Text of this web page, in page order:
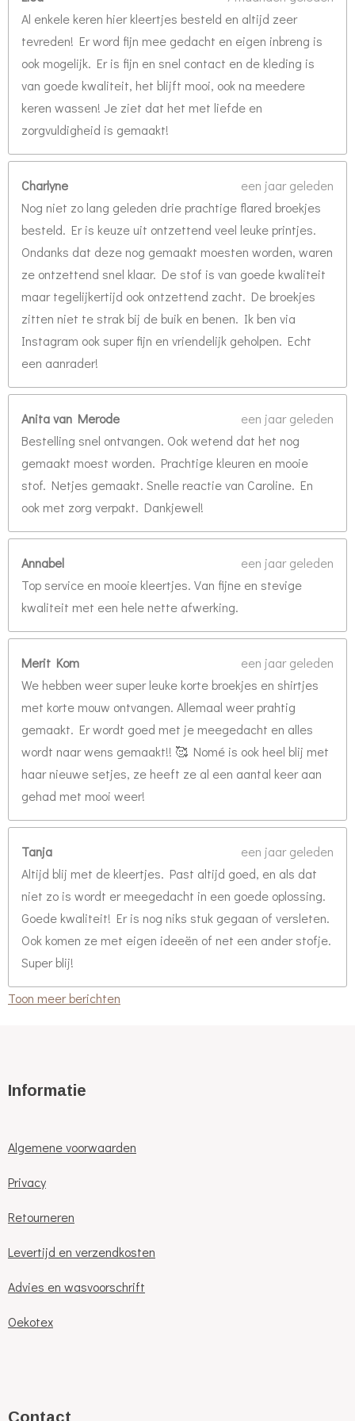
Al enkele keren hier kleertjes besteld en altijd zeer
tevreden! Er word fijn mee gedacht en eigen inbreng is
ook mogelijk. Er is fijn en snel contact en de kleding is
van goede kwaliteit, het blijft mooi, ook na meedere
keren wassen! Je ziet dat het met liefde en
zorgvuldigheid is gemaakt!
Charlyne
een jaar geleden
Nog niet zo lang geleden drie prachtige flared broekjes
besteld. Er is keuze uit ontzettend veel leuke printjes.
Ondanks dat deze nog gemaakt moesten worden, waren
ze ontzettend snel klaar. De stof is van goede kwaliteit
maar tegelijkertijd ook ontzettend zacht. De broekjes
zitten niet te strak bij de buik en benen. Ik ben via
Instagram ook super fijn en vriendelijk geholpen. Echt
een aanrader!
Anita van Merode
een jaar geleden
Bestelling snel ontvangen. Ook wetend dat het nog
gemaakt moest worden. Prachtige kleuren en mooie
stof. Netjes gemaakt. Snelle reactie van Caroline. En
ook met zorg verpakt. Dankjewel!
Annabel
een jaar geleden
Top service en mooie kleertjes. Van fijne en stevige
kwaliteit met een hele nette afwerking.
Merit Kom
een jaar geleden
We hebben weer super leuke korte broekjes en shirtjes
met korte mouw ontvangen. Allemaal weer prahtig
gemaakt. Er wordt goed met je meegedacht en alles
wordt naar wens gemaakt!! 🥰 Nomé is ook heel blij met
haar nieuwe setjes, ze heeft ze al een aantal keer aan
gehad met mooi weer!
Tanja
een jaar geleden
Altijd blij met de kleertjes. Past altijd goed, en als dat
niet zo is wordt er meegedacht in een goede oplossing.
Goede kwaliteit! Er is nog niks stuk gegaan of versleten.
Ook komen ze met eigen ideeën of net een ander stofje.
Super blij!
Toon meer berichten
Informatie
Algemene voorwaarden
Privacy
Retourneren
Levertijd en verzendkosten
Advies en wasvoorschrift
Oekotex
Contact